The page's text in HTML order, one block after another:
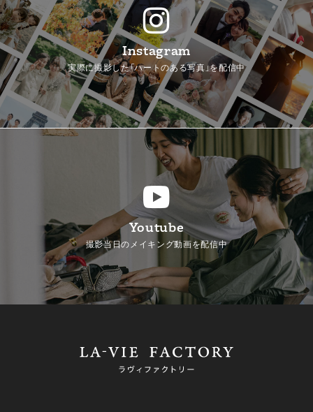
Instagram
実際に撮影した「ハートのある写真」を配信中
Youtube
撮影当日のメイキング動画を配信中